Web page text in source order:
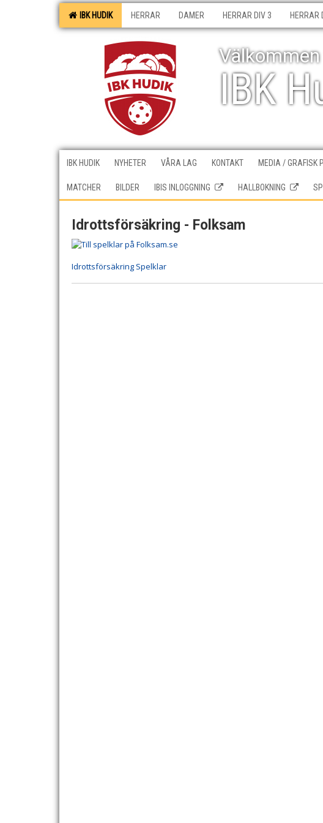
IBK HUDIK HERRAR DAMER HERRAR DIV 3 HERRAR
IBK
IBK HUDIK NYHETER VÅRA LAG KONTAKT MEDIA / GRAFISK
MATCHER BILDER IBIS INLOGGNING HALLBOKNING
Idrottsförsäkring - Folksam
Idrottsförsäkring Spelklar